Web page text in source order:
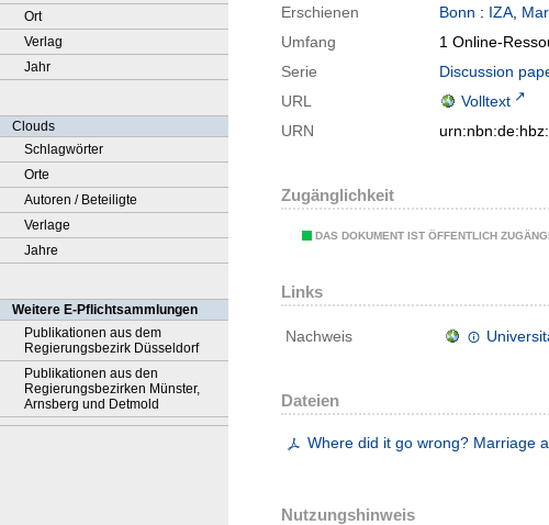
Ort
Verlag
Jahr
Clouds
Schlagwörter
Orte
Autoren / Beteiligte
Verlage
Jahre
Weitere E-Pflichtsammlungen
Publikationen aus dem
Regierungsbezirk Düsseldorf
Publikationen aus den
Regierungsbezirken Münster,
Arnsberg und Detmold
Erschienen
Bonn : IZA,
Umfang
1 Online-
Serie
Discussion
URL
Volltext
URN
Zugänglichkeit
DAS DOKUMENT IST ÖFFENTLICH
Links
Nachweis
Dateien
Where did it go wrong? Marriage
Nutzungshinweis